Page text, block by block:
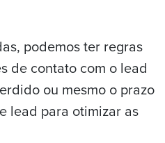
podemos ter regras
de contato com o lead
ou mesmo o prazo
lead para otimizar as